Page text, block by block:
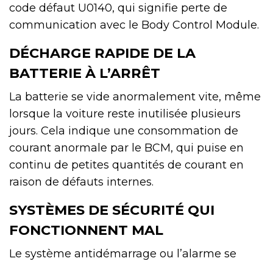
code défaut U0140, qui signifie perte de
communication avec le Body Control Module.
DÉCHARGE RAPIDE DE LA
BATTERIE À L’ARRÊT
La batterie se vide anormalement vite, même
lorsque la voiture reste inutilisée plusieurs
jours. Cela indique une consommation de
courant anormale par le BCM, qui puise en
continu de petites quantités de courant en
raison de défauts internes.
SYSTÈMES DE SÉCURITÉ QUI
FONCTIONNENT MAL
Le système antidémarrage ou l’alarme se